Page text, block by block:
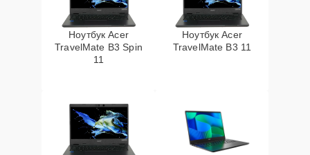
Ноутбук Acer
TravelMate B3 Spin
11
Ноутбук Acer
TravelMate B3 11